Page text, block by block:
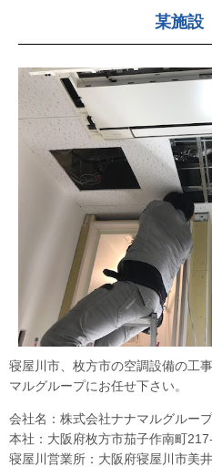
某施
寝屋川市、枚方市の空調設備の工
マルグループにお任せ下さい。
会社名：株式会社ナナマルグループ
本社：大阪府枚方市茄子作南町
寝屋川営業所：大阪府寝屋川市美